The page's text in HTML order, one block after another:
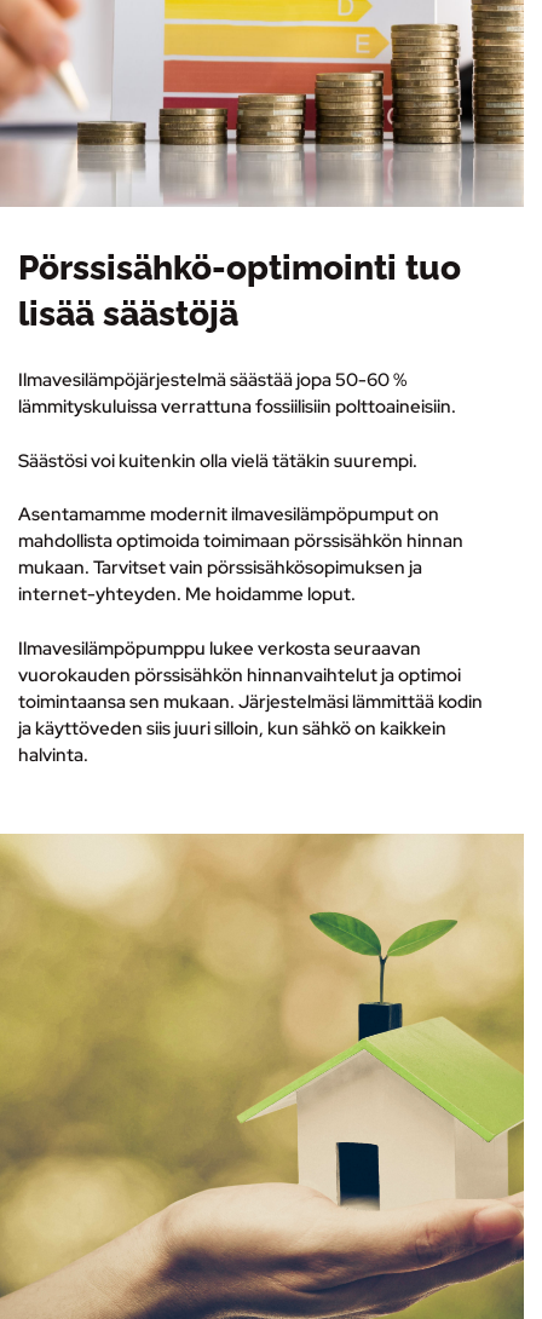
Pörssisähkö-optimointi tuo
lisää säästöjä
Ilmavesilämpöjärjestelmä säästää jopa 50-60 %
lämmityskuluissa verrattuna fossiilisiin polttoaineisiin.
Säästösi voi kuitenkin olla vielä tätäkin suurempi.
Asentamamme modernit ilmavesilämpöpumput on
mahdollista optimoida toimimaan pörssisähkön hinnan
mukaan. Tarvitset vain pörssisähkösopimuksen ja
internet-yhteyden. Me hoidamme loput.
Ilmavesilämpöpumppu lukee verkosta seuraavan
vuorokauden pörssisähkön hinnanvaihtelut ja optimoi
toimintaansa sen mukaan. Järjestelmäsi lämmittää kodin
ja käyttöveden siis juuri silloin, kun sähkö on kaikkein
halvinta.